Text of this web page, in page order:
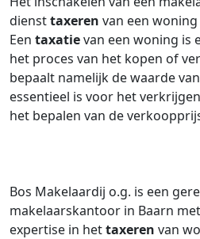
diensttaxeren van een
Een taxatievan een woning is
het proces van het kopen of
bepaalt namelijk de waarde
essentieel is voor het
het bepalen van de
Bos Makelaardij o.g. is een
makelaarskantoor in Baarn
expertise in hettaxeren van